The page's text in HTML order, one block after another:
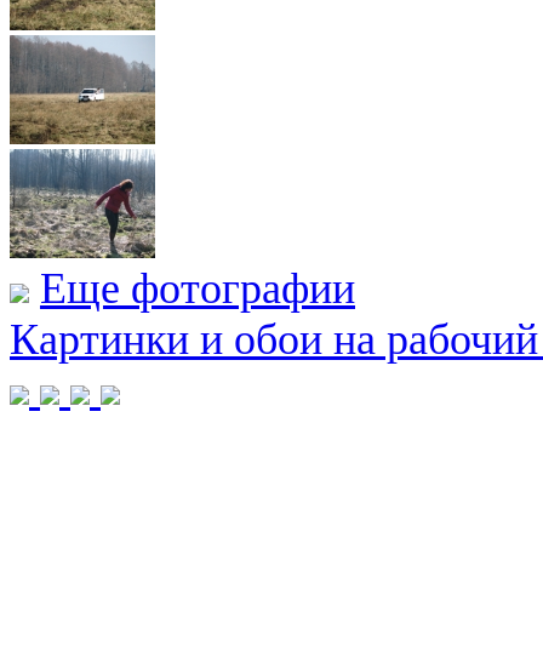
Еще фотографии
Картинки и обои на